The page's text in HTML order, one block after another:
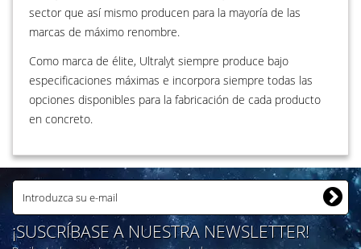
sector que así mismo producen para la mayoría de las
marcas de máximo renombre.
Como marca de élite, Ultralyt siempre produce bajo
especificaciones máximas e incorpora siempre todas las
opciones disponibles para la fabricación de cada producto
en concreto.
¡SUSCRÍBASE A NUESTRA NEWSLETTER!